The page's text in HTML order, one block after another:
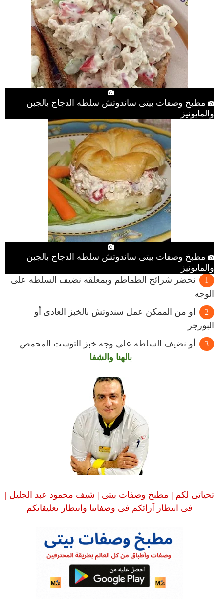
مطبخ وصفات بيتى ساندوتش سلطه الدجاج بالجبن
والمايونيز
مطبخ وصفات بيتى ساندوتش سلطه الدجاج بالجبن
والمايونيز
نحضر شرائح الطماطم وبمعلقه نضيف السلطه على
الوجه
او من الممكن عمل سندوتش بالخبز العادى أو
البورجر
أو نضيف السلطه على وجه خبز التوست المحمص
بالهنا والشفا
تحياتى لكم | مطبخ وصفات بيتى | شيف محمود عبد الجليل |
فى انتظار آرائكم فى وصفاتنا وانتظار تعليقاتكم